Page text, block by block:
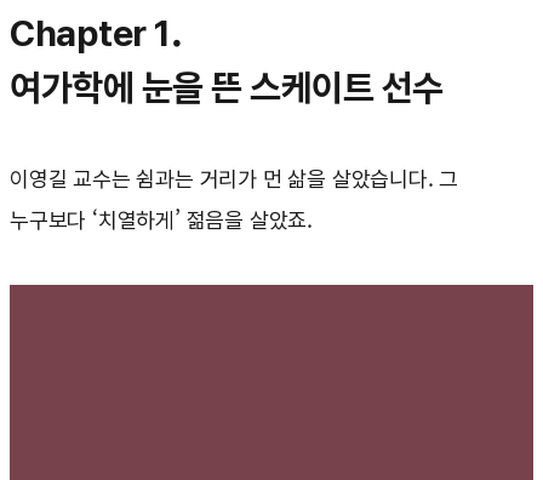
Chapter 1.
여가학에 눈을 뜬 스케이트 선수
이영길 교수는 쉼과는 거리가 먼 삶을 살았습니다. 그
누구보다 ‘치열하게’ 젊음을 살았죠.